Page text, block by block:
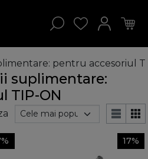
pentru accesoriul
suplimentare:
TIP-ON
17%